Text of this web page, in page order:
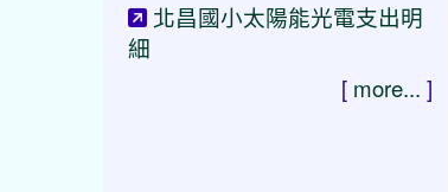
北昌國小太陽能光電支出明
細
[ more... ]